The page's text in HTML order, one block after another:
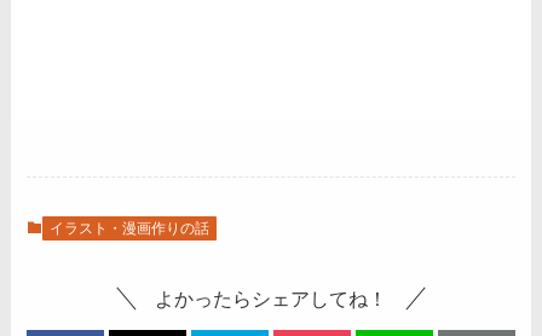
イラスト・漫画作りの話
よかったらシェアしてね！